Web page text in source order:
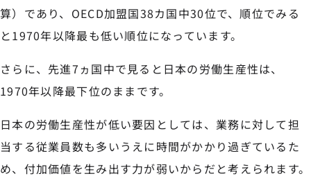
算）であり、OECD加盟国38カ国中30位で、順位でみる
と1970年以降最も低い順位になっています。
さらに、先進7ヵ国中で見ると日本の労働生産性は、
1970年以降最下位のままです。
日本の労働生産性が低い要因としては、業務に対して担
当する従業員数も多いうえに時間がかかり過ぎているた
め、付加価値を生み出す力が弱いからだと考えられます。